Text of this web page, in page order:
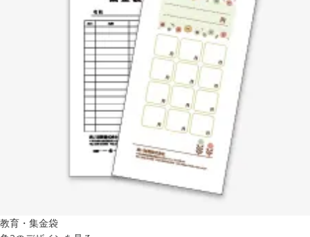
教育・集金袋